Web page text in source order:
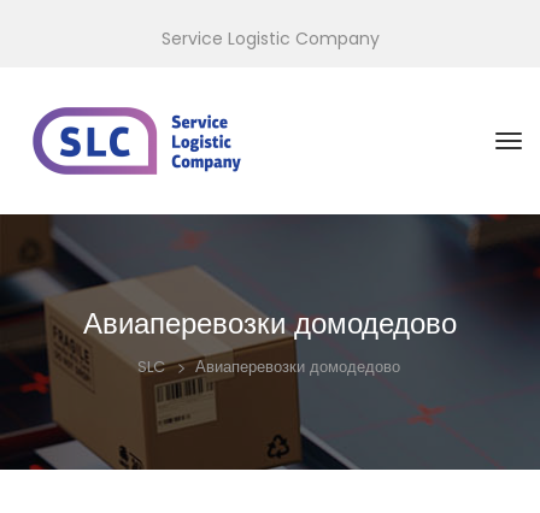
Service Logistic Company
Авиаперевозки домодедово
SLC >Авиаперевозки домодедово